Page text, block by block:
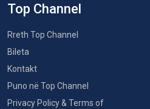
Top Channel
Rreth Top Channel
Bileta
Kontakt
Puno në Top Channel
Privacy Policy & Terms of